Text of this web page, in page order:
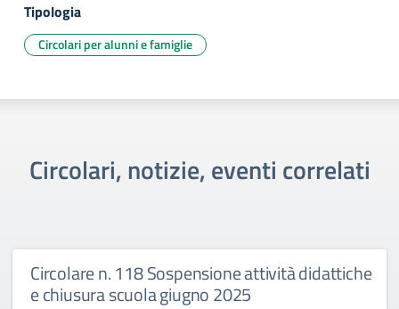
Tipologia
Circolari per alunni e famiglie
Circolari, notizie, eventi correlati
Circolare n. 118 Sospensione attività didattiche
e chiusura scuola giugno 2025